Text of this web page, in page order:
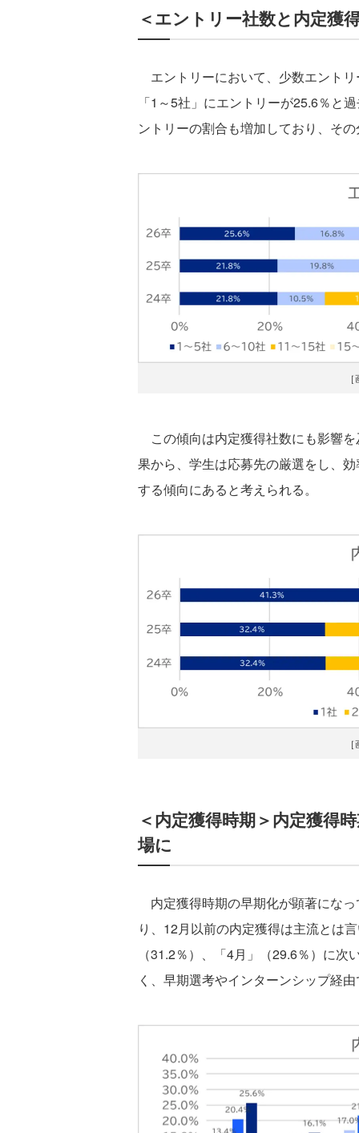
＜エントリー社数と内定獲
エントリーにおいて、少数エント
「1～5社」にエントリーが25.6％と
ントリーの割合も増加しており、そ
この傾向は内定獲得社数にも影響
果から、学生は応募先の厳選をし、
する傾向にあると考えられる。
＜内定獲得時期＞内定獲得
場に
内定獲得時期の早期化が顕著にな
り、12月以前の内定獲得は主流とは
（31.2％）、「4月」（29.6％）に
く、早期選考やインターンシップ経